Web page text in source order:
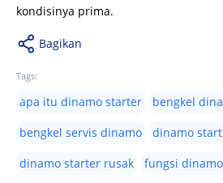
kondisinya prima.
Bagikan
Tags:
apa itu dinamo starter
bengkel
bengkel servis dinamo
dinamo
dinamo starter rusak
fungsi